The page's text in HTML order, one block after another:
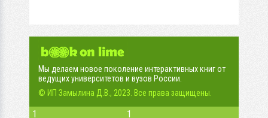
Мы делаем новое поколение интерактивных книг от
ведущих университетов и вузов России.
© ИП Замылина Д.В., 2023. Все права защищены.
1 1